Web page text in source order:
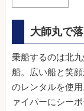
大師丸で
乗船するのは北
船。広い船と笑
のレンタルを使
ァイパーにシー